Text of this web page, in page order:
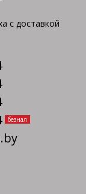
с доставкой
безнал